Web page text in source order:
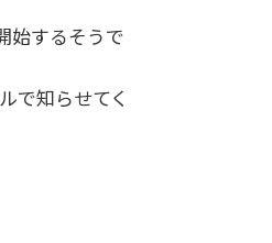
始するそうで
で知らせてく